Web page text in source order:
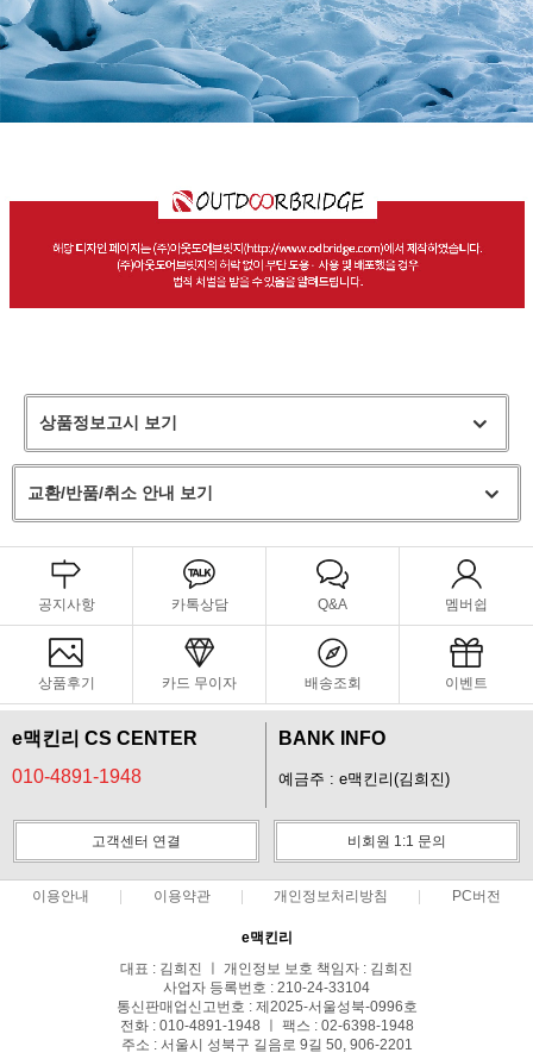
상품정보고시 보기
교환/반품/취소 안내 보기
공지사항 카톡상담 Q&A 멤버쉽
상품후기 카드 무이자 배송조회 이벤트
e맥킨리 CS CENTER
010-4891-1948
BANK INFO
예금주 : e맥킨리(김희진)
고객센터 연결 비회원 1:1 문의
이용안내 이용약관 개인정보처리방침 PC버전
e맥킨리
대표 : 김희진 ㅣ 개인정보 보호 책임자 : 김희진
사업자 등록번호 : 210-24-33104
통신판매업신고번호 : 제2025-서울성북-0996호
전화 : 010-4891-1948 ㅣ 팩스 : 02-6398-1948
주소 : 서울시 성북구 길음로 9길 50, 906-2201